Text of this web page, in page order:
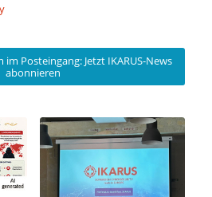
Posteingang: Jetzt IKARUS-News
abonnieren